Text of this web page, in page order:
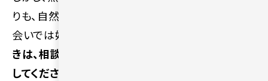
りも、自然体で誠実に接することのほうが大人の出
会いでは好まれます。
きは、相談やサポートを受けられるサービスを活用
してください。